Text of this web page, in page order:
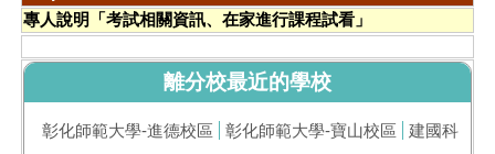
專人說明「考試相關資訊、在家進行課程試看」
離分校最近的學校
彰化師範大學-進德校區 彰化師範大學-寶山校區
建國科